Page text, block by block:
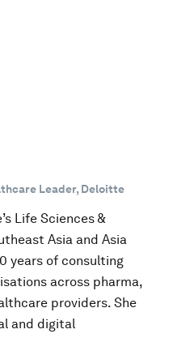
Leader, Deloitte
Life Sciences &
Asia and Asia
years of consulting
across pharma,
providers. She
and digital